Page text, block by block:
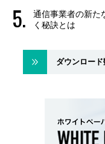
通信事業者の新
く秘訣とは
ダウンロー